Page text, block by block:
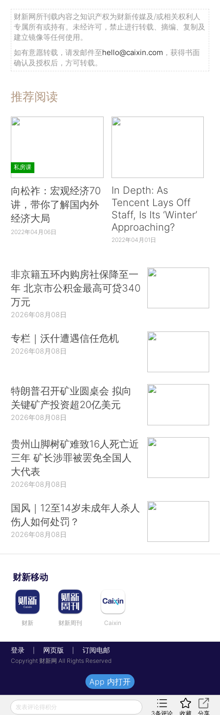
财新网所刊载内容之知识产权为财新传媒及/或相关权利人
专属所有或持有。未经许可，禁止进行转载、摘编、复制及
建立镜像等任何使用。
如有意愿转载，请发邮件至hello@caixin.com ，获得书面
确认及授权后，方可转载。
推荐阅读
私房课
向松祚：宏观经济70
讲，带你了解国内外
经济大局
2022年04月06日
In Depth: As
Tencent Lays Off
Staff, Is Its ‘Winter’
Approaching?
2022年04月01日
非京籍五环内购房社保降至一
年 北京市公积金最高可贷340
万元
2026年08月08日
专栏｜沃什遭遇信任危机
2026年08月08日
特朗普召开矿业圆桌会 拟向
关键矿产投资超20亿美元
2026年08月08日
贵州山脚树矿难致16人死亡近
三年 矿长涉罪被罢免全国人
大代表
2026年08月08日
国风｜12至14岁未成年人杀人
伤人如何处罚？
2026年08月08日
财新移动
财新 财新周刊 Caixin
登录 网页版 订阅电邮
Copyright 财新网 All Rights Reserved
发表评论得积分
3条评论 收藏 分享
App 内打开